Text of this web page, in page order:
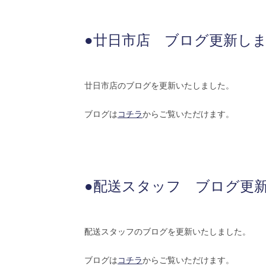
●廿日市店 ブログ更新し
廿日市店のブログを更新いたしました。
ブログはコチラからご覧いただけます。
●配送スタッフ ブログ更
配送スタッフのブログを更新いたしました。
ブログはコチラからご覧いただけます。